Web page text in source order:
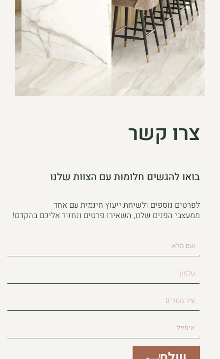
צרו קשר
בואו להגשים חלומות עם הצוות שלנו
לפרטים נוספים ולשיחת ייעוץ חינמית עם אחד
ממעצבי הפנים שלנו, השאירו פרטים ונחזור אליכם בהקדם!
טלפון